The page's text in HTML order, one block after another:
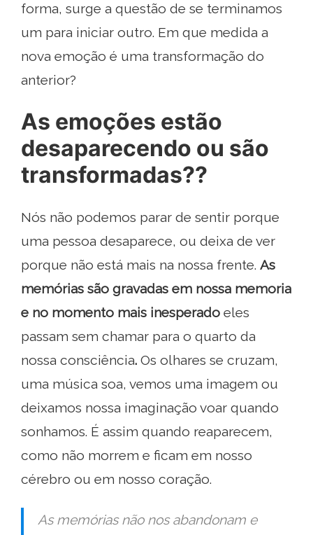
forma, surge a questão de se terminamos
um para iniciar outro. Em que medida a
nova emoção é uma transformação do
anterior?
As emoções estão
desaparecendo ou são
transformadas??
Nós não podemos parar de sentir porque
uma pessoa desaparece, ou deixa de ver
porque não está mais na nossa frente. As
memórias são gravadas em nossa memoria
e no momento mais inesperado eles
passam sem chamar para o quarto da
nossa consciência. Os olhares se cruzam,
uma música soa, vemos uma imagem ou
deixamos nossa imaginação voar quando
sonhamos. É assim quando reaparecem,
como não morrem e ficam em nosso
cérebro ou em nosso coração.
As memórias não nos abandonam e